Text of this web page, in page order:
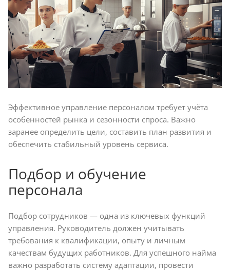
Эффективное управление персоналом требует учёта
особенностей рынка и сезонности спроса. Важно
заранее определить цели, составить план развития и
обеспечить стабильный уровень сервиса.
Подбор и обучение
персонала
Подбор сотрудников — одна из ключевых функций
управления. Руководитель должен учитывать
требования к квалификации, опыту и личным
качествам будущих работников. Для успешного найма
важно разработать систему адаптации, провести